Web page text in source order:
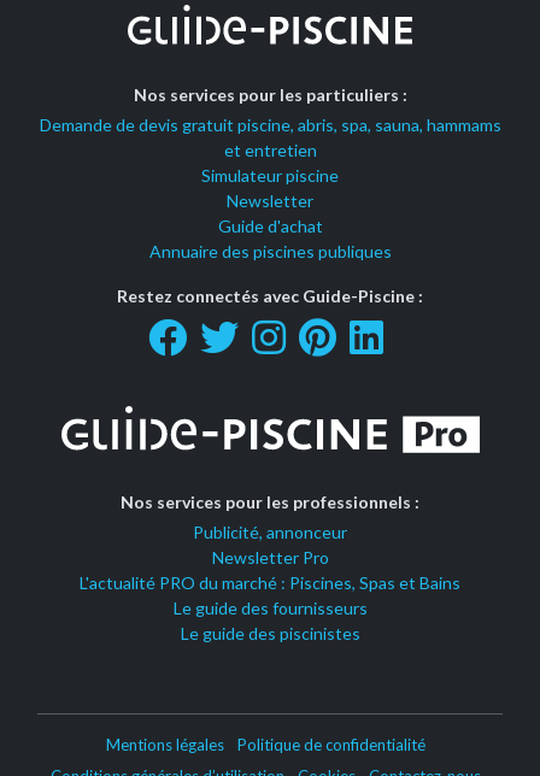
Nos services pour les particuliers :
Demande de devis gratuit piscine, abris, spa, sauna, hammams
et entretien
Simulateur piscine
Newsletter
Guide d'achat
Annuaire des piscines publiques
Restez connectés avec Guide-Piscine :
Nos services pour les professionnels :
Publicité, annonceur
Newsletter Pro
L'actualité PRO du marché : Piscines, Spas et Bains
Le guide des fournisseurs
Le guide des piscinistes
Mentions légales
Politique de confidentialité